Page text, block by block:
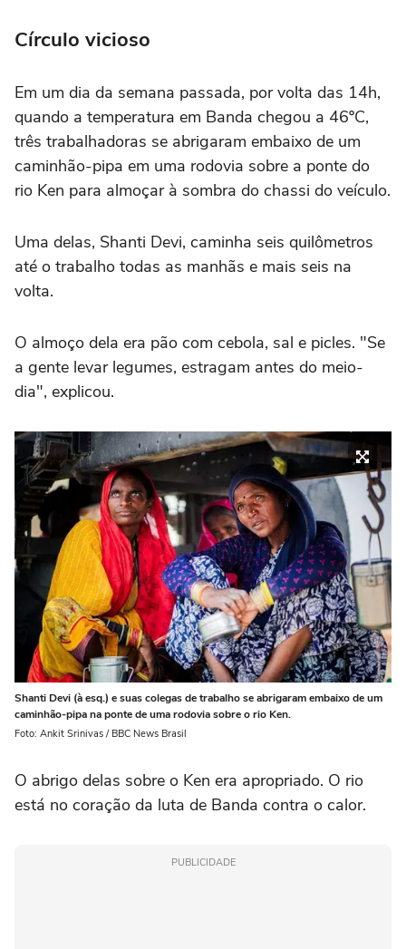
Círculo vicioso
Em um dia da semana passada, por volta das 14h,
quando a temperatura em Banda chegou a 46ºC,
três trabalhadoras se abrigaram embaixo de um
caminhão-pipa em uma rodovia sobre a ponte do
rio Ken para almoçar à sombra do chassi do veículo.
Uma delas, Shanti Devi, caminha seis quilômetros
até o trabalho todas as manhãs e mais seis na
volta.
O almoço dela era pão com cebola, sal e picles. "Se
a gente levar legumes, estragam antes do meio-
dia", explicou.
Shanti Devi (à esq.) e suas colegas de trabalho se abrigaram embaixo de um
caminhão-pipa na ponte de uma rodovia sobre o rio Ken.
Foto: Ankit Srinivas / BBC News Brasil
O abrigo delas sobre o Ken era apropriado. O rio
está no coração da luta de Banda contra o calor.
PUBLICIDADE